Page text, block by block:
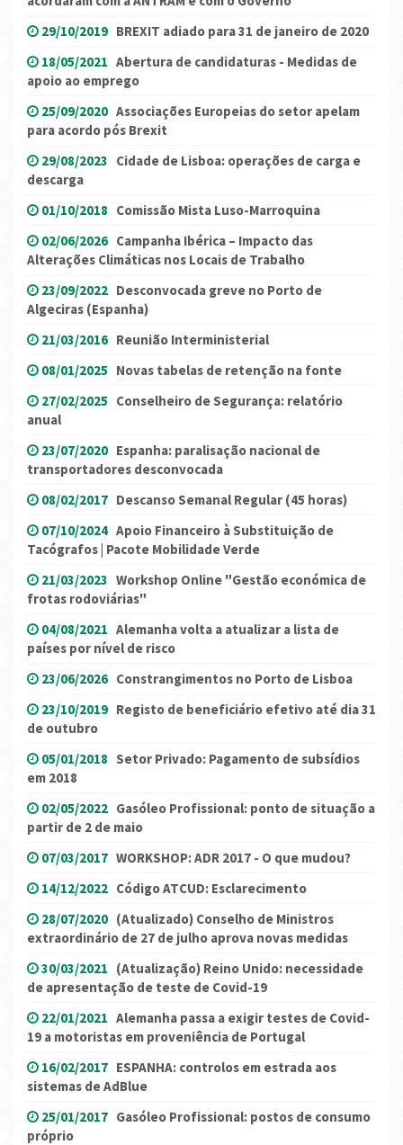
29/10/2019 BREXIT adiado para 31 de janeiro de 2020
18/05/2021 Abertura de candidaturas - Medidas de
apoio ao emprego
25/09/2020 Associações Europeias do setor apelam
para acordo pós Brexit
29/08/2023 Cidade de Lisboa: operações de carga e
descarga
01/10/2018 Comissão Mista Luso-Marroquina
02/06/2026 Campanha Ibérica – Impacto das
Alterações Climáticas nos Locais de Trabalho
23/09/2022 Desconvocada greve no Porto de
Algeciras (Espanha)
21/03/2016 Reunião Interministerial
08/01/2025 Novas tabelas de retenção na fonte
27/02/2025 Conselheiro de Segurança: relatório
anual
23/07/2020 Espanha: paralisação nacional de
transportadores desconvocada
08/02/2017 Descanso Semanal Regular (45 horas)
07/10/2024 Apoio Financeiro à Substituição de
Tacógrafos | Pacote Mobilidade Verde
21/03/2023 Workshop Online "Gestão económica de
frotas rodoviárias"
04/08/2021 Alemanha volta a atualizar a lista de
países por nível de risco
23/06/2026 Constrangimentos no Porto de Lisboa
23/10/2019 Registo de beneficiário efetivo até dia 31
de outubro
05/01/2018 Setor Privado: Pagamento de subsídios
em 2018
02/05/2022 Gasóleo Profissional: ponto de situação a
partir de 2 de maio
07/03/2017 WORKSHOP: ADR 2017 - O que mudou?
14/12/2022 Código ATCUD: Esclarecimento
28/07/2020 (Atualizado) Conselho de Ministros
extraordinário de 27 de julho aprova novas medidas
30/03/2021 (Atualização) Reino Unido: necessidade
de apresentação de teste de Covid-19
22/01/2021 Alemanha passa a exigir testes de Covid-
19 a motoristas em proveniência de Portugal
16/02/2017 ESPANHA: controlos em estrada aos
sistemas de AdBlue
25/01/2017 Gasóleo Profissional: postos de consumo
próprio